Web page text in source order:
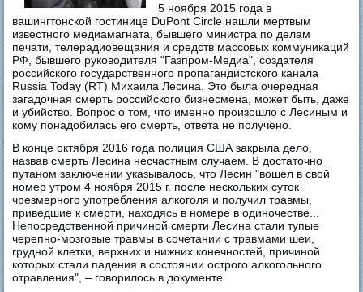
5 ноября 2015 года в
вашингтонской гостинице DuPont Circle нашли мертвым
известного медиамагната, бывшего министра по делам
печати, телерадиовещания и средств массовых коммуникаций
РФ, бывшего руководителя "Газпром-Медиа", создателя
российского государственного пропагандистского канала
Russia Today (RT) Михаила Лесина. Это была очередная
загадочная смерть российского бизнесмена, может быть, даже
и убийство. Вопрос о том, что именно произошло с Лесиным и
кому понадобилась его смерть, ответа не получено.
В конце октября 2016 года полиция США закрыла дело,
назвав смерть Лесина несчастным случаем. В достаточно
путаном заключении указывалось, что Лесин "вошел в свой
номер утром 4 ноября 2015 г. после нескольких суток
чрезмерного употребления алкоголя и получил травмы,
приведшие к смерти, находясь в номере в одиночестве...
Непосредственной причиной смерти Лесина стали тупые
черепно-мозговые травмы в сочетании с травмами шеи,
грудной клетки, верхних и нижних конечностей, причиной
которых стали падения в состоянии острого алкогольного
отравления", – говорилось в документе.